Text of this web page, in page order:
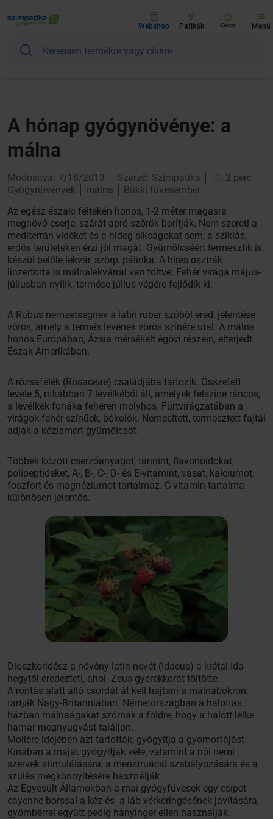
Webshop Patikák Kosár Menü
A hónap gyógynövénye: a
málna
Módosítva: 7/18/2013 Szerző: Szimpatika
2 perc
Gyógynövények
málna
Bükki füvesember
Az egész északi féltekén honos, 1-2 méter magasra
megnövő cserje, szárát apró szőrök borítják. Nem szereti a
mediterrán vidéket és a hideg síkságokat sem, a sziklás,
erdős területeken érzi jól magát. Gyümölcséért termesztik is,
készül belőle lekvár, szörp, pálinka. A híres osztrák
linzertorta is málnalekvárral van töltve. Fehér virága május-
júliusban nyílik, termése július végére fejlődik ki.
A Rubus nemzetségnév a latin ruber szóból ered, jelentése
vörös, amely a termés levének vörös színére utal. A málna
honos Európában, Ázsia mérsékelt égövi részein, elterjedt
Észak-Amerikában.
A rózsafélék (Rosaceae) családjába tartozik. Összetett
levele 5, ritkábban 7 levélkéből áll, amelyek felszíne ráncos,
a levélkék fonáka fehéren molyhos. Fürtvirágzatában a
virágok fehér színűek, bókolók. Nemesített, termesztett fajtái
adják a közismert gyümölcsöt.
Többek között cserzőanyagot, tannint, flavonoidokat,
polipeptideket, A-, B-, C-, D- és E-vitamint, vasat, kalciumot,
foszfort és magnéziumot tartalmaz. C-vitamin-tartalma
különösen jelentős.
Dioszkoridész a növény latin nevét (Idaeus) a krétai Ida-
hegytől eredezteti, ahol Zeus gyerekkorát töltötte.
A rontás alatt álló csordát át kell hajtani a málnabokron,
tartják Nagy-Britanniában. Németországban a halottas
házban málnaágakat szórnak a földre, hogy a halott lelke
hamar megnyugvást találjon.
Molière idejében azt tartották, gyógyítja a gyomorfájást.
Kínában a májat gyógyítják vele, valamint a női nemi
szervek stimulálására, a menstruáció szabályozására és a
szülés megkönnyítésére használják.
Az Egyesült Államokban a mai gyógyfüvesek egy csipet
cayenne borssal a kéz és a láb vérkeringésének javítására,
gyömbérrel együtt pedig hányinger ellen használják.